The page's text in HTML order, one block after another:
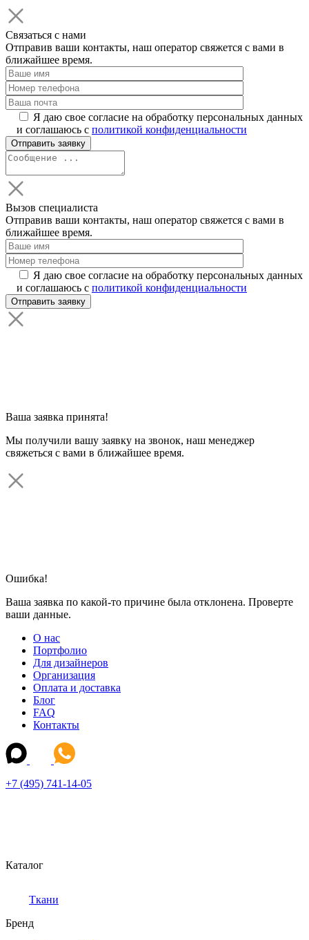
Связаться с нами
Отправив ваши контакты, наш оператор свяжется с вами в
ближайшее время.
Я даю свое согласие на обработку персональных данных
и соглашаюсь с политикой конфиденциальности
Вызов специалиста
Отправив ваши контакты, наш оператор свяжется с вами в
ближайшее время.
Я даю свое согласие на обработку персональных данных
и соглашаюсь с политикой конфиденциальности
Ваша заявка принята!
Мы получили вашу заявку на звонок, наш менеджер
свяжеться с вами в ближайшее время.
Ошибка!
Ваша заявка по какой-то причине была отклонена. Проверте
ваши данные.
О нас
Портфолио
Для дизайнеров
Организация
Оплата и доставка
Блог
FAQ
Контакты
+7 (495) 741-14-05
Каталог
Ткани
Бренд